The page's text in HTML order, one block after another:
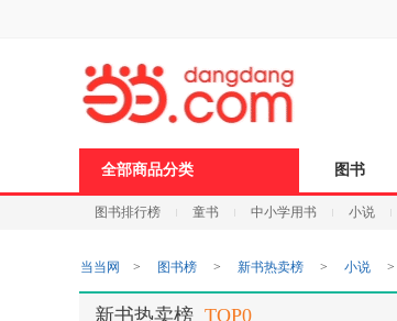
全部商品分类 图书
图书排行榜 童书 中小学用书 小说
页
当当网 > 图书榜 > 新书热卖榜 > 小说 >
新书热卖榜 TOP0